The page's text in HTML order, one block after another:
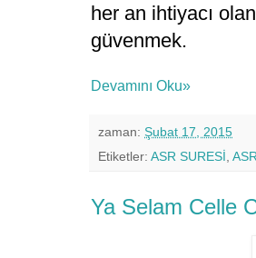
her an ihtiyacı
güvenmek.
Devamını Oku»
zaman: Şubat 17, 2015
Etiketler: ASR SURESİ,
Ya Selam Celle